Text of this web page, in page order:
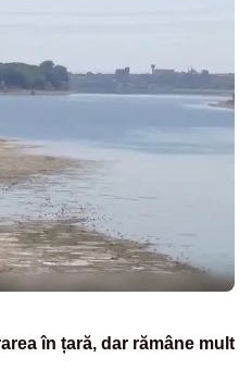
în țară, dar rămâne mult